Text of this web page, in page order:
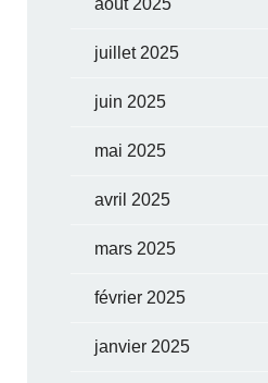
juillet 2025
juin 2025
mai 2025
avril 2025
mars 2025
février 2025
janvier 2025